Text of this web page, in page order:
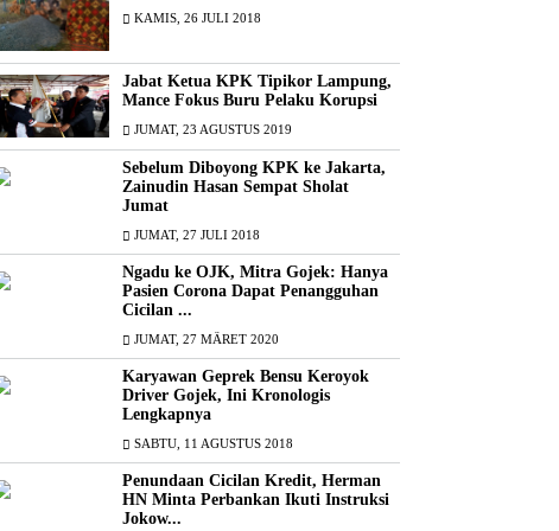
KAMIS, 26 JULI 2018
Jabat Ketua KPK Tipikor Lampung,
Mance Fokus Buru Pelaku Korupsi
JUMAT, 23 AGUSTUS 2019
Sebelum Diboyong KPK ke Jakarta,
Zainudin Hasan Sempat Sholat
Jumat
JUMAT, 27 JULI 2018
Ngadu ke OJK, Mitra Gojek: Hanya
Pasien Corona Dapat Penangguhan
Cicilan ...
JUMAT, 27 MÄRET 2020
Karyawan Geprek Bensu Keroyok
Driver Gojek, Ini Kronologis
Lengkapnya
SABTU, 11 AGUSTUS 2018
Penundaan Cicilan Kredit, Herman
HN Minta Perbankan Ikuti Instruksi
Jokow...